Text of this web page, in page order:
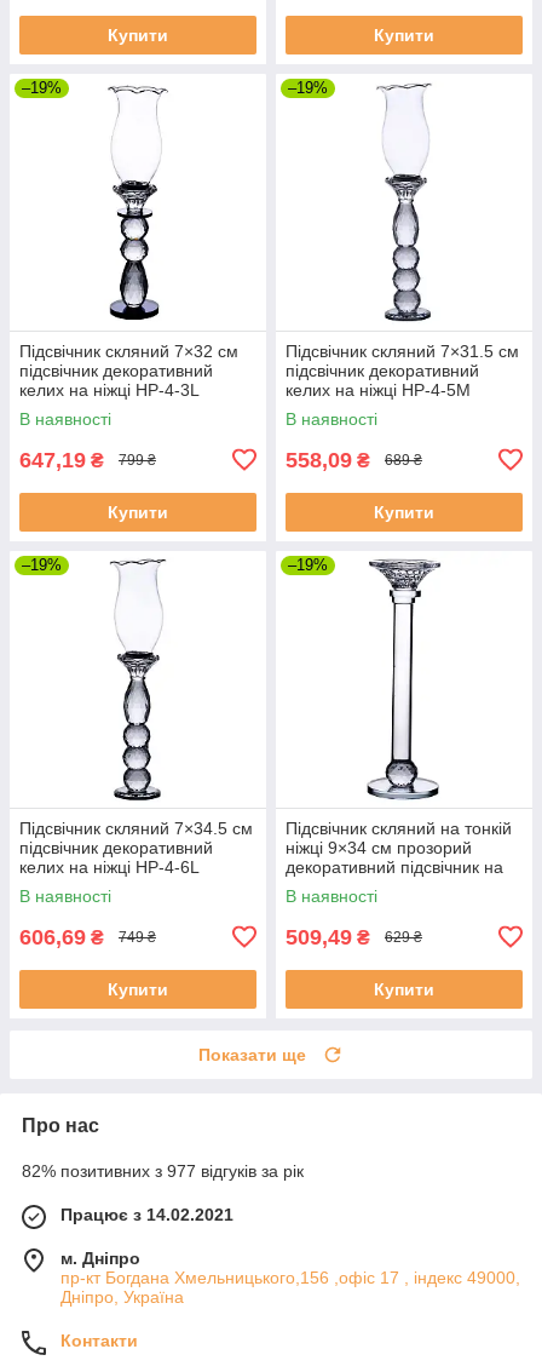
Купити Купити
–19%
Підсвічник скляний 7×32 см
підсвічник декоративний
келих на ніжці HP-4-3L
В наявності
647,19 ₴ 799 ₴
Купити
–19%
Підсвічник скляний 7×31.5 см
підсвічник декоративний
келих на ніжці HP-4-5M
В наявності
558,09 ₴ 689 ₴
Купити
–19%
Підсвічник скляний 7×34.5 см
підсвічник декоративний
келих на ніжці HP-4-6L
В наявності
606,69 ₴ 749 ₴
Купити
–19%
Підсвічник скляний на тонкій
ніжці 9×34 см прозорий
декоративний підсвічник на
стіл HP-4-8M
В наявності
509,49 ₴ 629 ₴
Купити
Показати ще
Про нас
82% позитивних з 977 відгуків за рік
Працює з 14.02.2021
м. Дніпро
пр-кт Богдана Хмельницького,156 ,офіс 17 , індекс 49000,
Дніпро, Україна
Контакти